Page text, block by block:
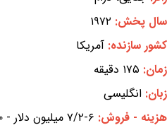
سال پخش: ۱۹۷۲
کشور سازنده: آمریکا
زمان: ۱۷۵ دقیقه
زبان: انگلیسی
هزینه - فروش: ۶-۷/۲ میلیون دلار - ۲۵۰-۲۹۱ میلیون دلار